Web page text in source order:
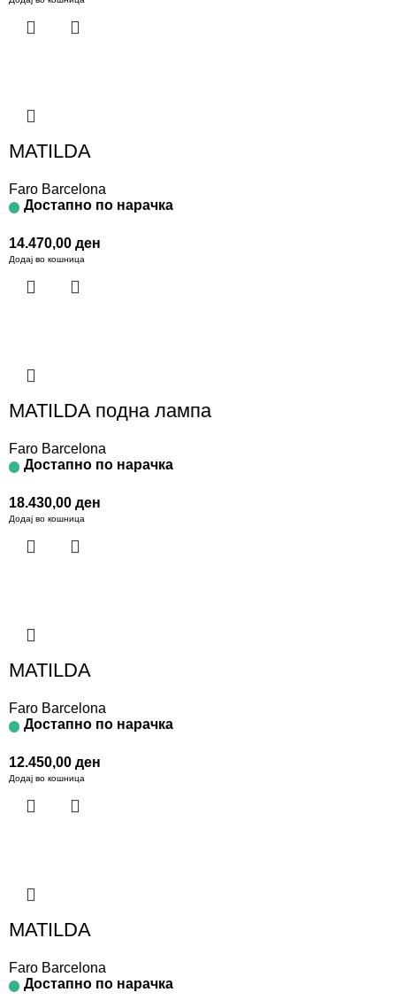
MATILDA
Faro Barcelona
Достапно по нарачка
14.470,00 ден
Додај во кошница
MATILDA подна лампа
Faro Barcelona
Достапно по нарачка
18.430,00 ден
Додај во кошница
MATILDA
Faro Barcelona
Достапно по нарачка
12.450,00 ден
Додај во кошница
MATILDA
Faro Barcelona
Достапно по нарачка